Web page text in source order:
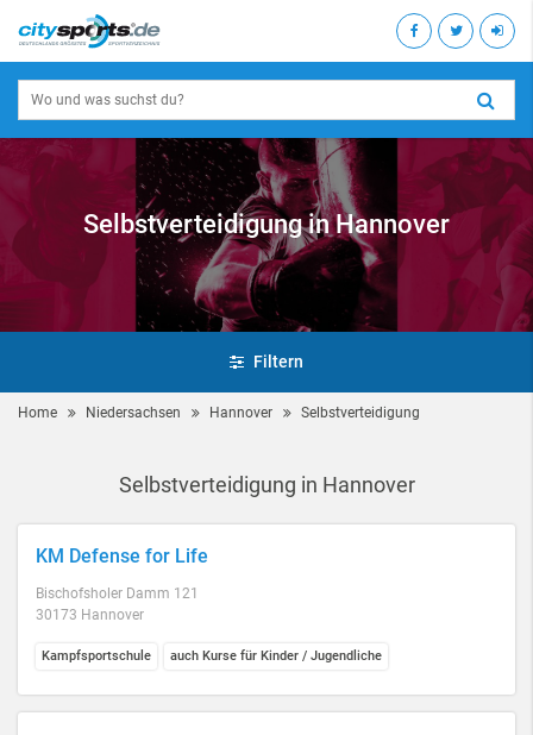
Selbstverteidigung in Hannover
Filtern
Home Niedersachsen Hannover Selbstverteidigung
Selbstverteidigung in Hannover
KM Defense for Life
Bischofsholer Damm 121
30173 Hannover
Kampfsportschule auch Kurse für Kinder / Jugendliche